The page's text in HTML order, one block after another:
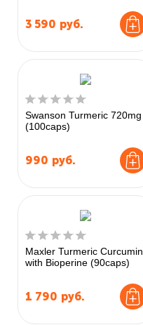
3 590 руб.
Swanson Turmeric 720mg
(100caps)
990 руб.
Maxler Turmeric Curcumin
with Bioperine (90caps)
1 790 руб.